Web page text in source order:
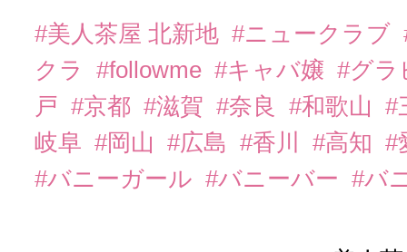
#美人茶屋 北新地 #ニュークラブ
クラ
#followme #キャバ嬢 #グ
戸 #京都 #滋賀 #奈良 #和歌山
#
岐阜 #岡山 #広島 #香川 #高知 #
#バニーガール #バニーバー #バ